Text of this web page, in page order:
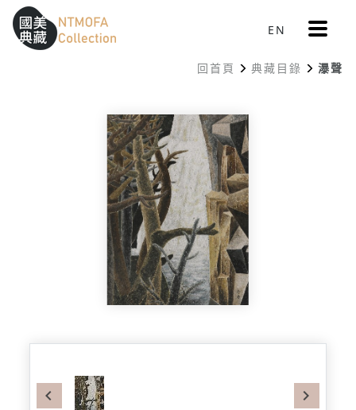
跳到中間主要內容區
網站導覽
::: EN 更
多
單
回首頁 典藏目錄 瀑聲